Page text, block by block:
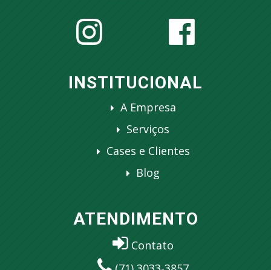
INSTITUCIONAL
A Empresa
Serviços
Cases e Clientes
Blog
ATENDIMENTO
Contato